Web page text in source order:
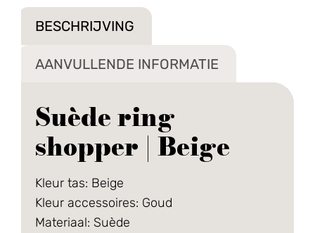
BESCHRIJVING
AANVULLENDE INFORMATIE
Suède ring
shopper | Beige
Kleur tas: Beige
Kleur accessoires: Goud
Materiaal: Suède